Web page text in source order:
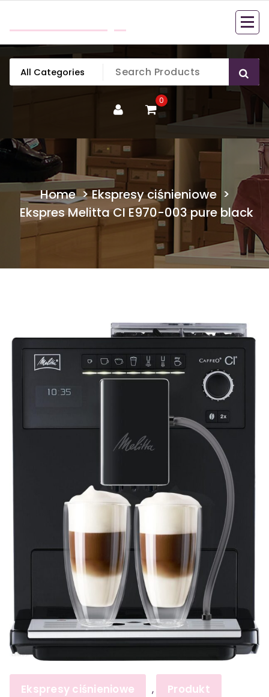
content
0
Home>Ekspresy ciśnieniowe>
Ekspres Melitta CI E970-003 pure black
Ekspresy ciśnieniowe , Produkt